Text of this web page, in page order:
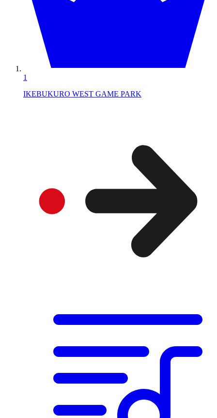
1
IKEBUKURO WEST GAME PARK